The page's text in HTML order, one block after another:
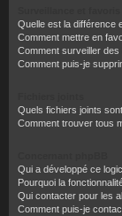
Quelle est la différence
Comment mettre en
Comment surveiller des
Comment puis-je
Quels fichiers joints
Comment trouver tous
Qui a développé ce
Pourquoi la
Qui contacter pour les
Comment puis-je